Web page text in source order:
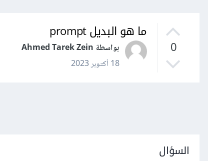
0
ما هو البديل prompt
بواسطة Ahmed Tarek Zein
18 أكتوبر 2023
السؤال